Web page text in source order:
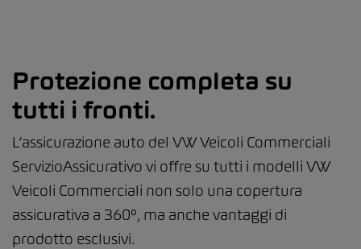
Protezione completa su
tutti i fronti.
L’assicurazione auto del VW Veicoli Commerciali
ServizioAssicurativo vi offre su tutti i modelli VW
Veicoli Commerciali non solo una copertura
assicurativa a 360°, ma anche vantaggi di
prodotto esclusivi.